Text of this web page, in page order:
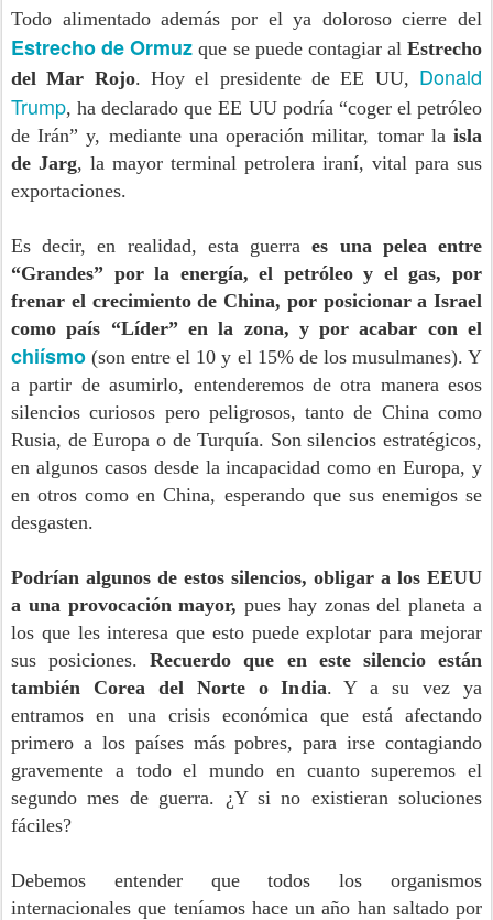
Todo alimentado además por el ya doloroso cierre del
Estrecho de Ormuz que se puede contagiar al Estrecho
del Mar Rojo. Hoy el presidente de EE UU, Donald
Trump, ha declarado que EE UU podría “coger el petróleo
de Irán” y, mediante una operación militar, tomar la isla
de Jarg, la mayor terminal petrolera iraní, vital para sus
exportaciones.
Es decir, en realidad, esta guerraes una pelea entre
“Grandes” por la energía, el petróleo y el gas, por
frenar el crecimiento de China, por posicionar a Israel
como país “Líder” en la zona, y por acabar con el
chiísmo (son entre el 10 y el 15% de los musulmanes). Y
a partir de asumirlo, entenderemos de otra manera esos
silencios curiosos pero peligrosos, tanto de China como
Rusia, de Europa o de Turquía. Son silencios estratégicos,
en algunos casos desde la incapacidad como en Europa, y
en otros como en China, esperando que sus enemigos se
desgasten.
Podrían algunos de estos silencios, obligar a los EEUU
a una provocación mayor, pues hay zonas del planeta a
los que les interesa que esto puede explotar para mejorar
sus posiciones.Recuerdo que en este silencio están
también Corea del Norte o India. Y a su vez ya
entramos en una crisis económica que está afectando
primero a los países más pobres, para irse contagiando
gravemente a todo el mundo en cuanto superemos el
segundo mes de guerra. ¿Y si no existieran soluciones
fáciles?
Debemos entender que todos los organismos
internacionales que teníamos hace un año han saltado por